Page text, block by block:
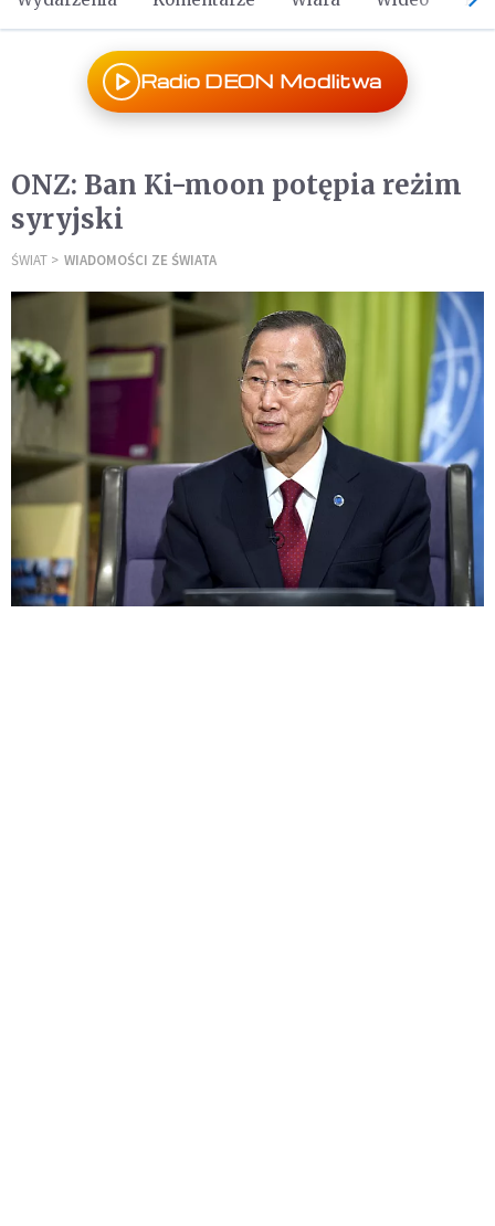
Radio DEON Modlitwa
ONZ: Ban Ki-moon potępia reżim
syryjski
ŚWIAT WIADOMOŚCI ZE ŚWIATA